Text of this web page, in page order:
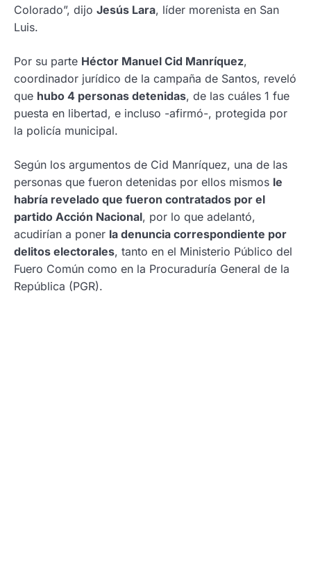
Colorado”, dijo Jesús Lara, líder morenista en San
Luis.
Por su parte Héctor Manuel Cid Manríquez,
coordinador jurídico de la campaña de Santos, reveló
que hubo 4 personas detenidas, de las cuáles 1 fue
puesta en libertad, e incluso -afirmó-, protegida por
la policía municipal.
Según los argumentos de Cid Manríquez, una de las
personas que fueron detenidas por ellos mismos le
habría revelado que fueron contratados por el
partido Acción Nacional, por lo que adelantó,
acudirían a poner la denuncia correspondiente por
delitos electorales, tanto en el Ministerio Público del
Fuero Común como en la Procuraduría General de la
República (PGR).